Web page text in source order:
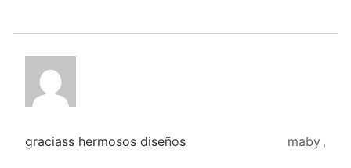
maby ,
graciass hermosos diseños